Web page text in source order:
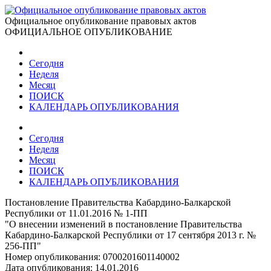
Официальное опубликование правовых актов
ОФИЦИАЛЬНОЕ ОПУБЛИКОВАНИЕ
Сегодня
Неделя
Месяц
ПОИСК
КАЛЕНДАРЬ ОПУБЛИКОВАНИЯ
Сегодня
Неделя
Месяц
ПОИСК
КАЛЕНДАРЬ ОПУБЛИКОВАНИЯ
Постановление Правительства Кабардино-Балкарской
Республики от 11.01.2016 № 1-ПП
"О внесении изменений в постановление Правительства
Кабардино-Балкарской Республики от 17 сентября 2013 г. №
256-ПП"
Номер опубликования: 0700201601140002
Дата опубликования: 14.01.2016